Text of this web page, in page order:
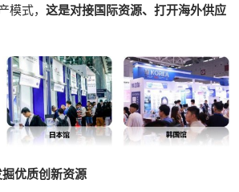
模式， 这是对接国际资源、打开海外供应
优质创新资源